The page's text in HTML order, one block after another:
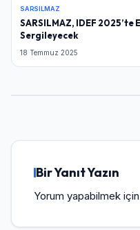
SARSILMAZ
SARSILMAZ, IDEF
Sergileyecek
18 Temmuz 2025
Bir Yanıt Yazın
Yorum yapabilmek için